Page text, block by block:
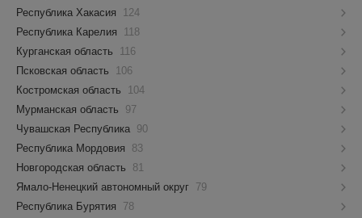
Республика Хакасия
124
Республика Карелия
118
Курганская область
116
Псковская область
106
Костромская область
104
Мурманская область
97
Чувашская Республика 90
Республика Мордовия
83
Новгородская область
81
Ямало-Ненецкий автономный округ 79
Республика Бурятия
78